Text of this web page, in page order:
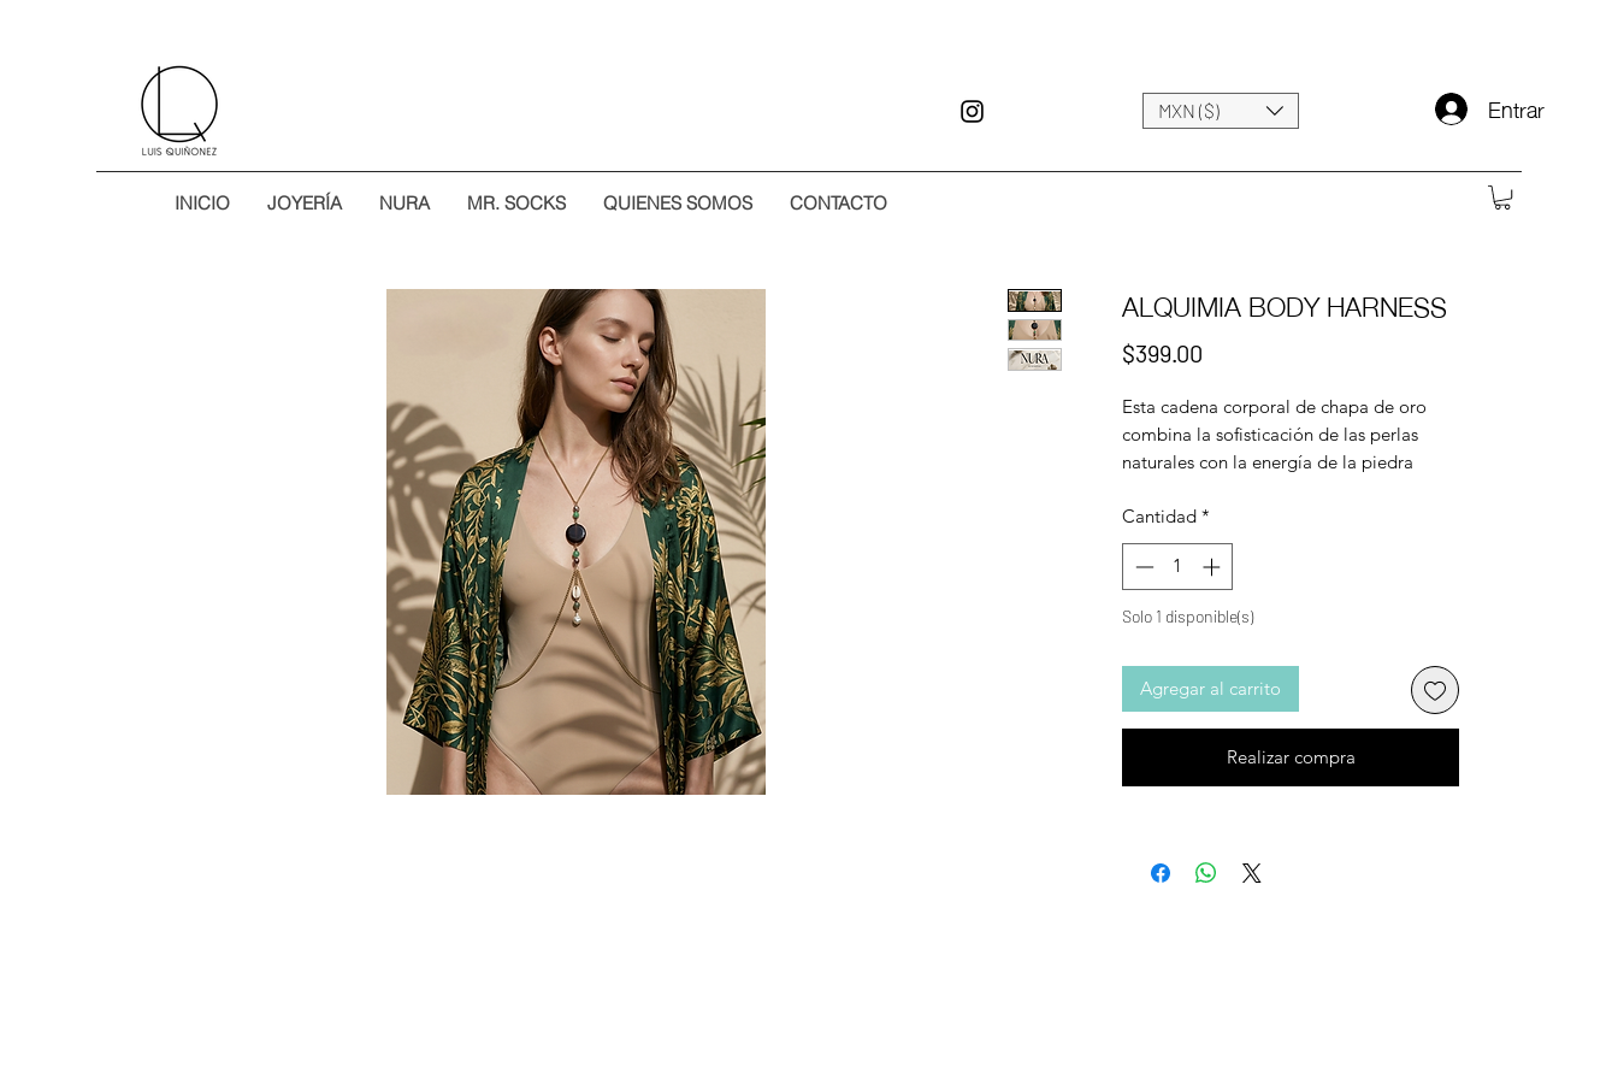
MXN ($) Entrar
INICIO JOYERÍA NURA MR. SOCKS QUIENES SOMOS CONTACTO
ALQUIMIA BODY HARNESS
$399.00
Esta cadena corporal de chapa de oro
combina la sofisticación de las perlas
naturales con la energía de la piedra
un toque bohemio y orgánico de caracol
cauri. Diseñada para realzar tu silueta, es
la fusión perfecta de elegancia terrenal y
Cantidad *
Solo 1 disponible(s)
Agregar al carrito
Realizar compra